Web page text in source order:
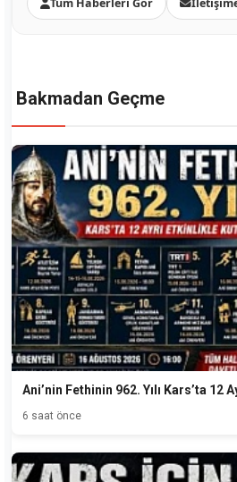
Tüm Haberleri Gör
Bakmadan Geçme
Ani’nin Fethinin 962. Yılı Kars’ta 12
6 saat önce